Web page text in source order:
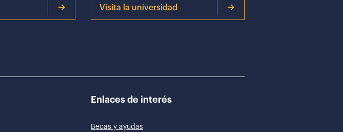
Visita la universidad
Enlaces de interés
Becas y ayudas